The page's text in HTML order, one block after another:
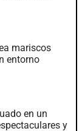
mariscos
entorno
en un
y